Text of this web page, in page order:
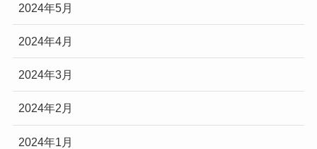
2024年5月
2024年4月
2024年3月
2024年2月
2024年1月